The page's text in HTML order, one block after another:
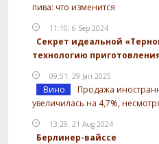
пива: что изменится
11:10, 6 Sep 2024
Секрет идеальной
технологию
09:51, 29 Jan 2025
Вино
Продажа
увеличилась на 4,7%,
13:29, 21 Aug 2024
Берлинер-вайссе